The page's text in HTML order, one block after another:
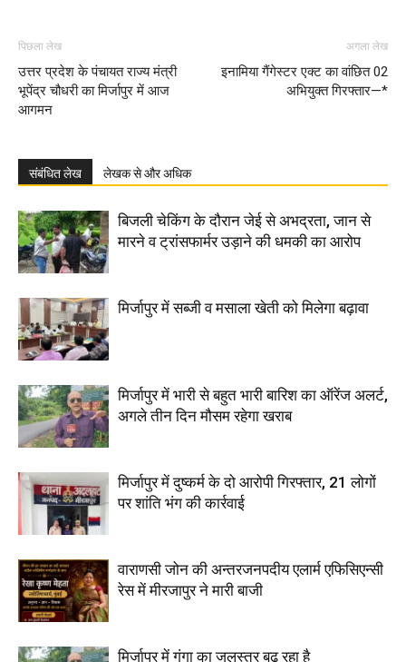
पिछला लेख
उत्तर प्रदेश के पंचायत राज्य मंत्री
भूपेंद्र चौधरी का मिर्जापुर में आज
आगमन
अगला लेख
इनामिया गैंगेस्टर एक्ट का वांछित 02
अभियुक्त गिरफ्तार—*
संबंधित लेख लेखक से और अधिक
बिजली चेकिंग के दौरान जेई से अभद्रता, जान से
मारने व ट्रांसफार्मर उड़ाने की धमकी का आरोप
मिर्जापुर में सब्जी व मसाला खेती को मिलेगा बढ़ावा
मिर्जापुर में भारी से बहुत भारी बारिश का ऑरेंज अलर्ट,
अगले तीन दिन मौसम रहेगा खराब
मिर्जापुर में दुष्कर्म के दो आरोपी गिरफ्तार, 21 लोगों
पर शांति भंग की कार्रवाई
वाराणसी जोन की अन्तरजनपदीय एलार्म एफिसिएन्सी
रेस में मीरजापुर ने मारी बाजी
मिर्जापुर में गंगा का जलस्तर बढ़ रहा है